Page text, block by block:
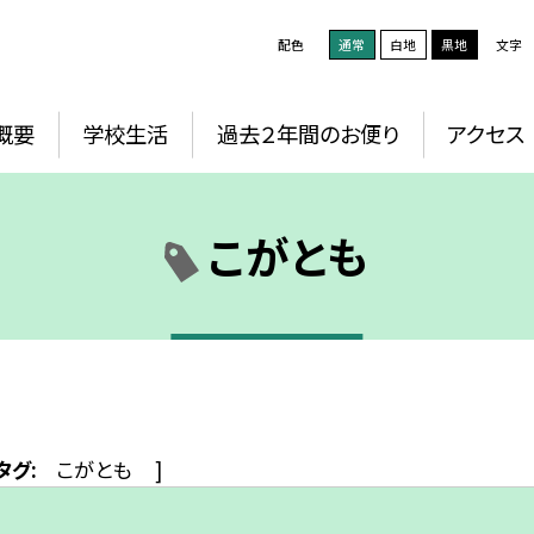
配色 通常 白地 黒地 文字
要 学校生活 過去２年間のお便り アクセス
こがとも
グ: こがとも ]